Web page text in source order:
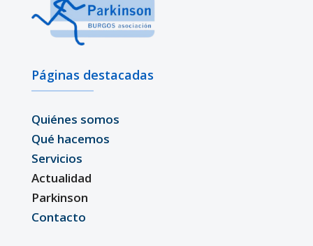
Páginas destacadas
Quiénes somos
Qué hacemos
Servicios
Actualidad
Parkinson
Contacto